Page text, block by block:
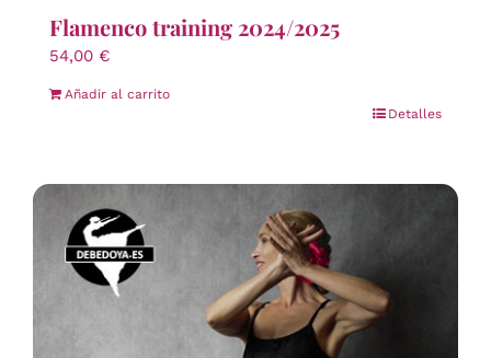
Flamenco training 2024/2025
54,00 €
Añadir al carrito
Detalles